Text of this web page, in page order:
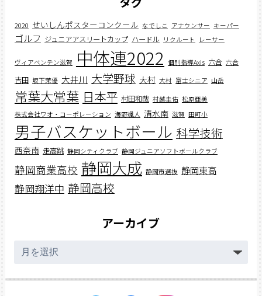
2020 せいしんポスターコンクール なでしこ アナウンサー キーパー
ゴルフ ジュニアアスリートカップ ハードル リクルート レーサー
ヴィアベンテン滋賀 中体連2022 個別指導Axis 六合 六合
吉田 坂下茉優 大井川 大学野球 大村 大村 富士シニア 山岳
常葉大常葉 日本平 村田和哉 村越圭佑 松原亜美
株式会社ワオ・コーポレーション 海野颯人 清水南 滋賀 田町小
男子バスケットボール 科学技術
西奈南 走高跳 静岡シティクラブ 静岡ジュニアソフトボールクラブ
静岡商業高校 静岡大成 静岡市選抜 静岡東高
静岡翔洋中 静岡高校
アーカイブ
ー